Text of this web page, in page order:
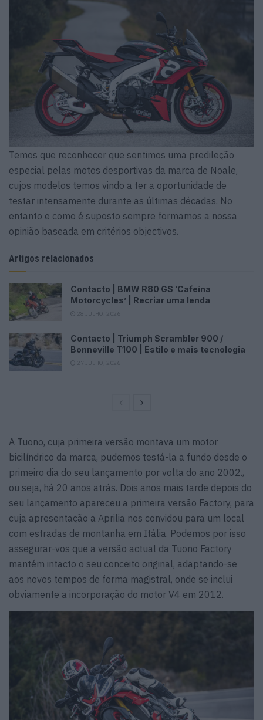
Temos que reconhecer que sentimos uma predileção
especial pelas motos desportivas da marca de Noale,
cujos modelos temos vindo a ter a oportunidade de
testar intensamente durante as últimas décadas. No
entanto e como é suposto sempre formamos a nossa
opinião baseada em critérios objectivos.
Artigos relacionados
Contacto | BMW R80 GS ‘Cafeína
Motorcycles’ | Recriar uma lenda
Contacto | Triumph Scrambler 900 /
Bonneville T100 | Estilo e mais tecnologia
A Tuono, cuja primeira versão montava um motor
bicilíndrico da marca, pudemos testá-la a fundo desde o
primeiro dia do seu lançamento por volta do ano 2002.,
ou seja, há 20 anos atrás. Dois anos mais tarde depois do
seu lançamento apareceu a primeira versão Factory, para
cuja apresentação a Aprilia nos convidou para um local
com estradas de montanha em Itália. Podemos por isso
assegurar-vos que a versão actual da Tuono Factory
mantém intacto o seu conceito original, adaptando-se
aos novos tempos de forma magistral, onde se inclui
obviamente a incorporação do motor V4 em 2012.